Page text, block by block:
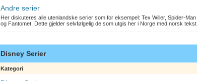
Andre serier
Her diskuteres alle utenlandske serier som for eksempel: Tex Willer, Spider-Man
og Fantomet. Dette gjelder selvfølgelig de som utgis her i Norge med norsk tekst.
Disney Serier
Kategori